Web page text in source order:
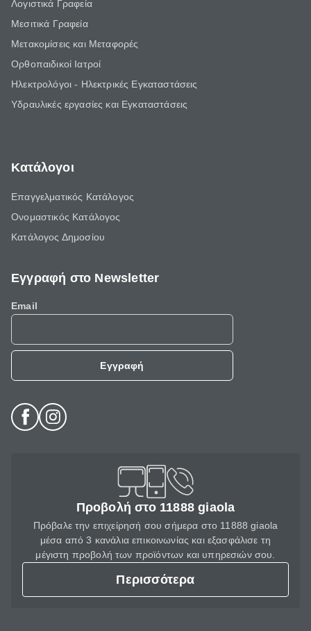
Λογιστικά Γραφεία
Μεσιτικά Γραφεία
Μετακομίσεις και Μεταφορές
Ορθοπαιδικοί Ιατροί
Ηλεκτρολόγοι - Ηλεκτρικές Εγκαταστάσεις
Υδραυλικές εργασίες και Εγκαταστάσεις
Κατάλογοι
Επαγγελματικός Κατάλογος
Ονομαστικός Κατάλογος
Κατάλογος Δημοσίου
Εγγραφή στο Newsletter
Email
Εγγραφή
Προβολή στο 11888 giaola
Πρόβαλε την επιχείρησή σου σήμερα στο 11888 giaola
μέσα από 3 κανάλια επικοινωνίας και εξασφάλισε τη
μέγιστη προβολή των προϊόντων και υπηρεσιών σου.
Περισσότερα